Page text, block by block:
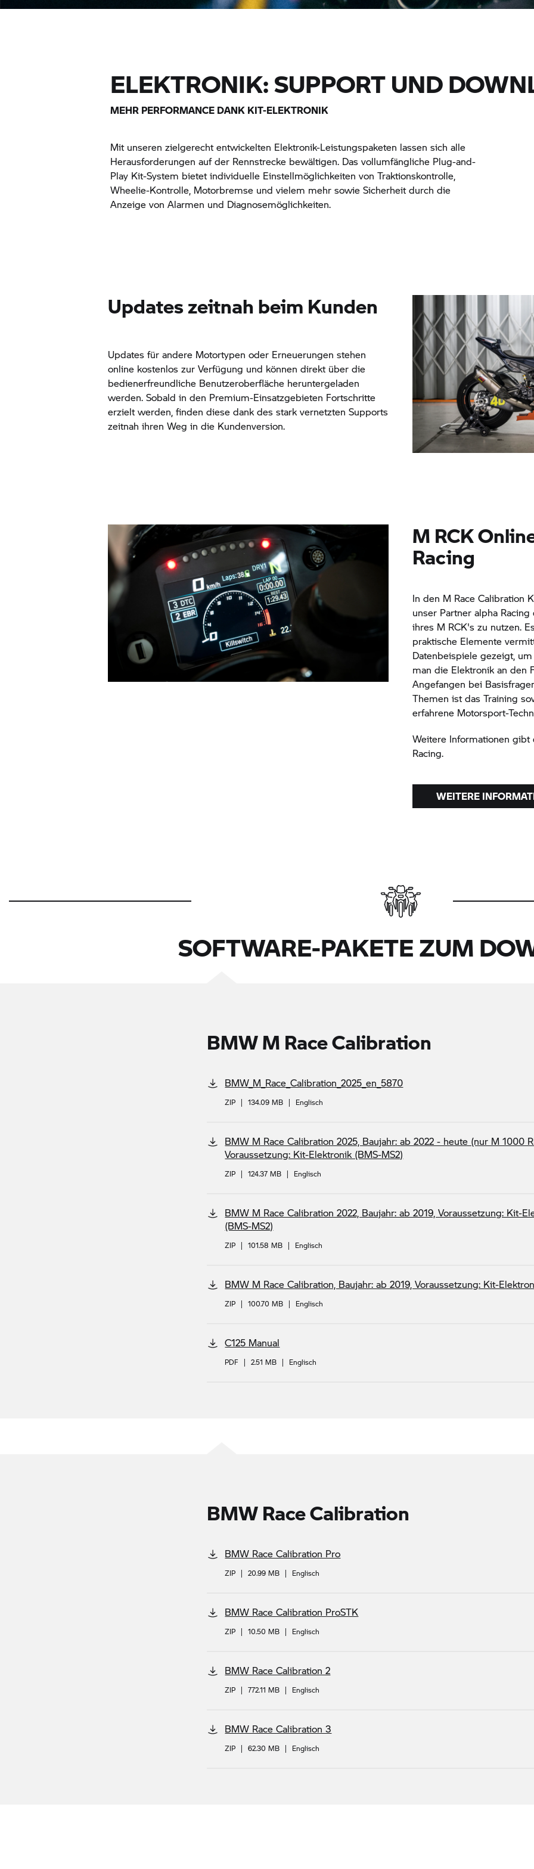
ELEKTRONIK: SUPPORT UND
MEHR PERFORMANCE DANK KIT-ELEKTRONIK
Mit unseren zielgerecht entwickelten Elektronik-Leistungspaketen lassen sich alle
Herausforderungen auf der Rennstrecke bewältigen. Das vollumfängliche Plug-and-
Play Kit-System bietet individuelle Einstellmöglichkeiten von Traktionskontrolle,
Wheelie-Kontrolle, Motorbremse und vielem mehr sowie Sicherheit durch die
Anzeige von Alarmen und Diagnosemöglichkeiten.
Updates zeitnah beim Kunden
Updates für andere Motortypen oder Erneuerungen stehen
online kostenlos zur Verfügung und können direkt über die
bedienerfreundliche Benutzeroberfläche heruntergeladen
werden. Sobald in den Premium-Einsatzgebieten Fortschritte
erzielt werden, finden diese dank des stark vernetzten Supports
zeitnah ihren Weg in die Kundenversion.
M RCK
Racing
In den M Race Calibration
unser Partner alpha
ihres M RCK's zu nutzen.
praktische Elemente
Datenbeispiele gezeigt,
man die Elektronik an den
Angefangen bei
Themen ist das Training
erfahrene Motorsport-
Weitere Informationen gibt
Racing.
WEITERE
SOFTWARE-PAKETE ZUM
BMW M Race Calibration
BMW_M_Race_Calibration_2025_en_5870
ZIP | 134.09 MB | Englisch
BMW M Race Calibration 2025, Baujahr: ab 2022 - heute (nur M 1000
Voraussetzung: Kit-Elektronik (BMS-MS2)
ZIP | 124.37 MB | Englisch
BMW M Race Calibration 2022, Baujahr: ab 2019, Voraussetzung: Kit-
(BMS-MS2)
ZIP | 101.58 MB | Englisch
BMW M Race Calibration, Baujahr: ab 2019, Voraussetzung: Kit-
ZIP | 100.70 MB | Englisch
C125 Manual
PDF | 2.51 MB | Englisch
BMW Race Calibration
BMW Race Calibration Pro
ZIP | 20.99 MB | Englisch
BMW Race Calibration ProSTK
ZIP | 10.50 MB | Englisch
BMW Race Calibration 2
ZIP | 772.11 MB | Englisch
BMW Race Calibration 3
ZIP | 62.30 MB | Englisch